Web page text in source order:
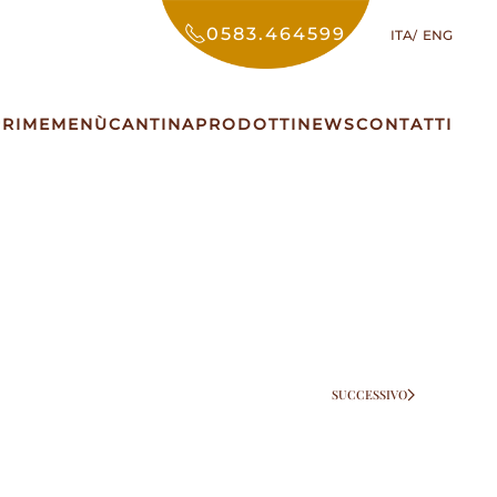
0583.464599 ITA ENG
MENÙCANTINAPRODOTTINEWSCONTATTI
SUCCESSIVO